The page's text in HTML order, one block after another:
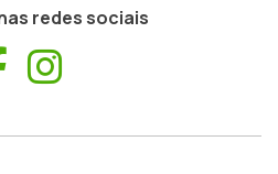
redes sociais
Facebook